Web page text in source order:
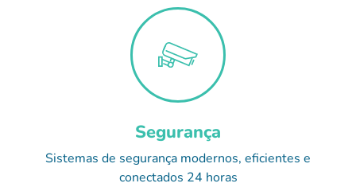
Segurança
Sistemas de segurança modernos, eficientes e
conectados 24 horas